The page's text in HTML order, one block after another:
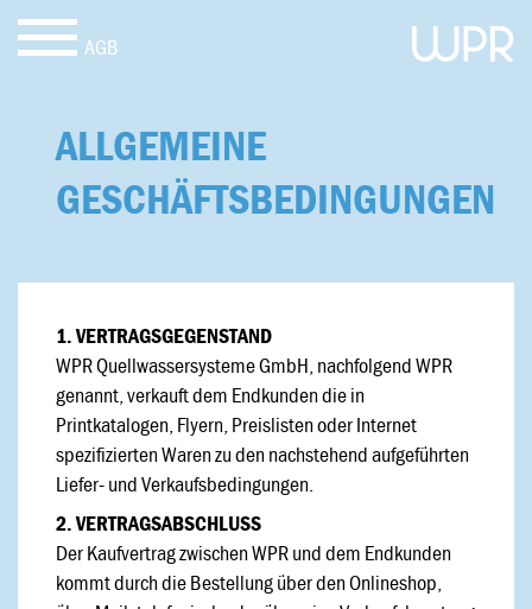
AGB
ALLGEMEINE
GESCHÄFTSBEDINGUNGEN
1. VERTRAGSGEGENSTAND
WPR Quellwassersysteme GmbH, nachfolgend WPR
genannt, verkauft dem Endkunden die in
Printkatalogen, Flyern, Preislisten oder Internet
spezifizierten Waren zu den nachstehend aufgeführten
Liefer- und Verkaufsbedingungen.
2. VERTRAGSABSCHLUSS
Der Kaufvertrag zwischen WPR und dem Endkunden
kommt durch die Bestellung über den Onlineshop,